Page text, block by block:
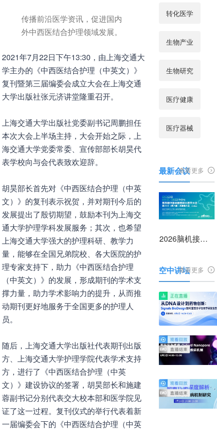
传播前沿医学资讯，促进国内
外中西医结合护理领域发展。
2021年7月22日下午13:30，由上海交通大
学主办的《中西医结合护理（中英文）》
复刊暨第三届编委会成立大会在上海交通
大学出版社张元济讲堂隆重召开。
上海交通大学出版社党委副书记周鹏担任
本次大会上半场主持，大会开始之际，上
海交通大学党委常委、宣传部部长胡昊代
表学校向与会代表致欢迎辞。
胡昊部长首先对《中西医结合护理（中英
文）》的复刊表示祝贺，并对期刊今后的
发展提出了殷切期望，鼓励本刊为上海交
通大学护理学科发展服务；其次，也希望
上海交通大学强大的护理科研、教学力
量，能够在全国兄弟院校、各大医院的护
理专家支持下，助力《中西医结合护理
（中英文）》的发展，形成期刊的学术支
撑力量，助力学术影响力的提升，从而推
动期刊更好地服务于全国更多的护理人
员。
随后，上海交通大学出版社代表期刊出版
方、上海交通大学护理学院代表学术支持
方，进行了《中西医结合护理（中英
文）》建设协议的签署，胡昊部长和施建
蓉副书记分别代表交大校本部和医学院见
证了这一过程。复刊仪式的举行代表着新
一届编委会下的《中西医结合护理（中英
转化医学
生物产业
生物研究
医疗健康
医疗器械
最新会议查看更多
2026脑机接口前沿技术与产业转化大会
空中讲坛查看更多